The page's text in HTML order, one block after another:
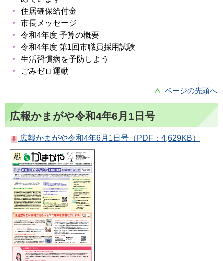
住居確保給付金
市長メッセージ
令和4年度 予算の概要
令和4年度 第1回市職員採用試験
生活習慣病を予防しよう
ごみゼロ運動
ページの先頭へ
広報かまがや令和4年6月1日号
広報かまがや令和4年6月1日号（PDF：4,629KB）